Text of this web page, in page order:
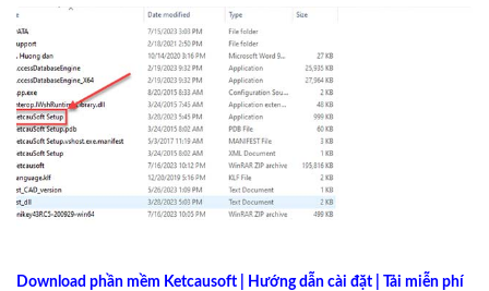
Download phần mềm Ketcausoft | Hướng dẫn cài đặt | Tải miễn phí